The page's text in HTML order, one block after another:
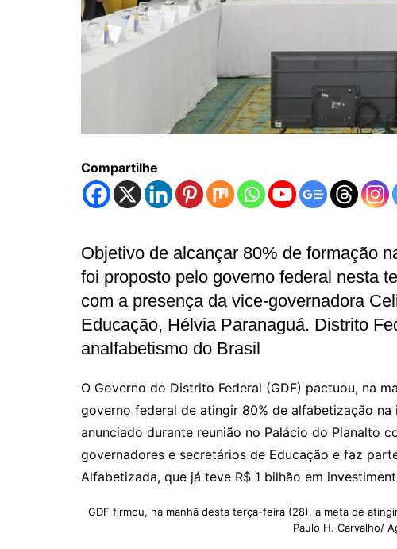
Compartilhe
Objetivo de alcançar 80% de formação
foi proposto pelo governo federal nesta
com a presença da vice-governadora
Educação, Hélvia Paranaguá. Distrito
analfabetismo do Brasil
O Governo do Distrito Federal (GDF) pactuou, na
governo federal de atingir 80% de alfabetização
anunciado durante reunião no Palácio do Planalto
governadores e secretários de Educação e faz
Alfabetizada, que já teve R$ 1 bilhão em
GDF firmou, na manhã desta terça-feira (28), a meta de
Paulo H. Carvalho/